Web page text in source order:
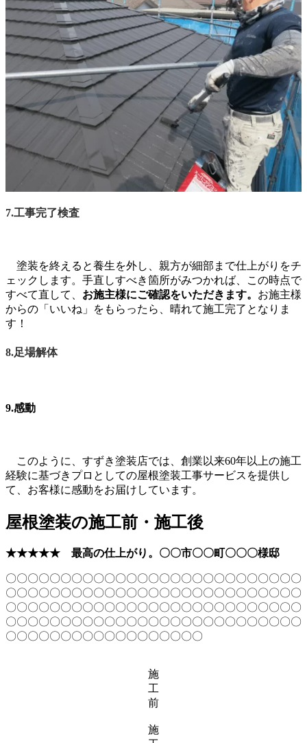
7.工事完了検査
塗装を終えると養生を外し、親方が細部まで仕上がりをチ
ェックします。手直しすべき箇所がみつかれば、この時点で
すべて直して、 お施主様にご確認をいただきます。 お施主様
からの「いいね」をもらったら、晴れて施工完了となりま
す！
8.足場解体
9.感動
このように、すずき塗装店では、創業以来60年以上の施工
経験に基づきプロとしての屋根塗装工事サービスを提供し
て、お客様に感動をお届けしています。
屋根塗装の施工前・施工後
★★★★★ 最高の仕上がり。〇〇市〇〇町〇〇〇様邸
〇〇〇〇〇〇〇〇〇〇〇〇〇〇〇〇〇〇〇〇〇〇〇〇〇〇〇
〇〇〇〇〇〇〇〇〇〇〇〇〇〇〇〇〇〇〇〇〇〇〇〇〇〇〇
〇〇〇〇〇〇〇〇〇〇〇〇〇〇〇〇〇〇〇〇〇〇〇〇〇〇〇
〇〇〇〇〇〇〇〇〇〇〇〇〇〇〇〇〇〇〇〇〇〇〇〇〇〇〇
〇〇〇〇〇〇〇〇〇〇〇〇〇〇〇〇〇〇
施
工
前
施